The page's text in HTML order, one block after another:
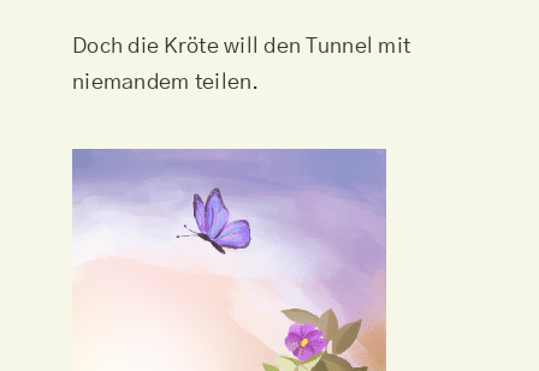
Doch die Kröte will den Tunnel mit
niemandem teilen.